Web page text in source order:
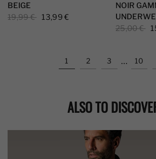
BEIGE
19,99 €
13,99 €
NOIR
25,00 €
1 2 3 … 10
ALSO TO